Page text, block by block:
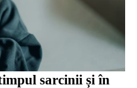
sarcinii și în